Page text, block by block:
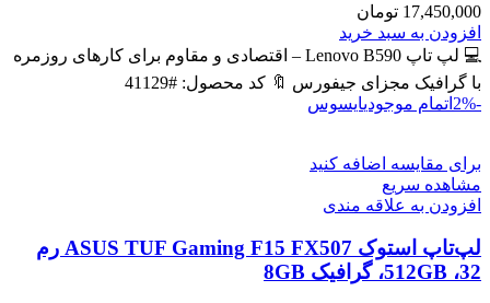
17,450,000 تومان
افزودن به سبد خرید
💻 لپ تاپ Lenovo B590 – اقتصادی و مقاوم برای کارهای روزمره
با گرافیک مجزای جیفورس 🔖 کد محصول: #41129
-2%
اتمام موجودیایسوس
برای مقایسه اضافه کنید
مشاهده سریع
افزودن به علاقه مندی
لپ‌تاپ استوک ASUS TUF Gaming F15 FX507 رم
32، 512GB، گرافیک 8GB